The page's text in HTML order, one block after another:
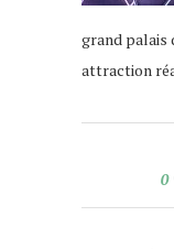
grand palais
attraction
0